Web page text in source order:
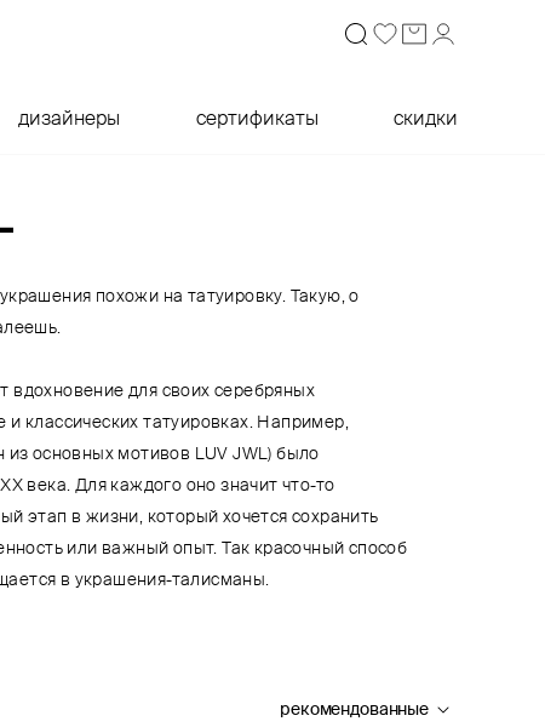
дизайнеры сертификаты скидки
похожи на татуировку. Такую, о
вдохновение для своих серебряных
классических татуировках. Например,
из основных мотивов LUV JWL) было
века. Для каждого оно значит что-то
этап в жизни, который хочется сохранить
или важный опыт. Так красочный способ
в украшения-талисманы.
рекомендованные